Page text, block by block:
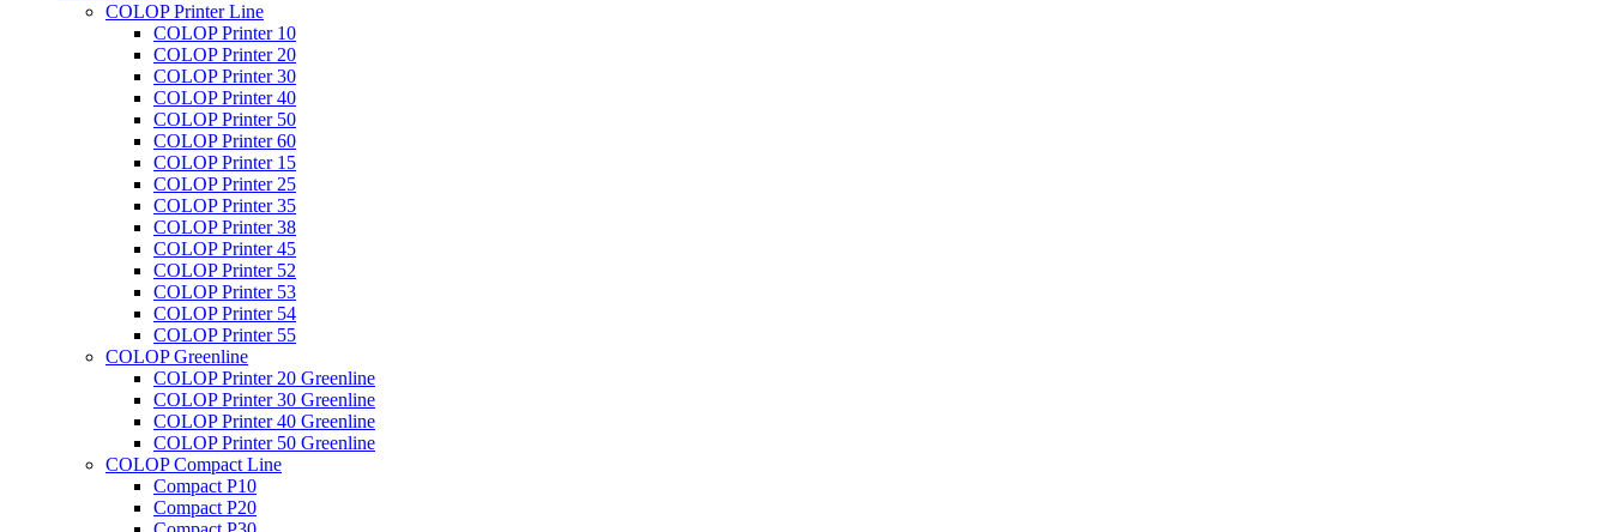
COLOP Printer Line
COLOP Printer 10
COLOP Printer 20
COLOP Printer 30
COLOP Printer 40
COLOP Printer 50
COLOP Printer 60
COLOP Printer 15
COLOP Printer 25
COLOP Printer 35
COLOP Printer 38
COLOP Printer 45
COLOP Printer 52
COLOP Printer 53
COLOP Printer 54
COLOP Printer 55
COLOP Greenline
COLOP Printer 20 Greenline
COLOP Printer 30 Greenline
COLOP Printer 40 Greenline
COLOP Printer 50 Greenline
COLOP Compact Line
Compact P10
Compact P20